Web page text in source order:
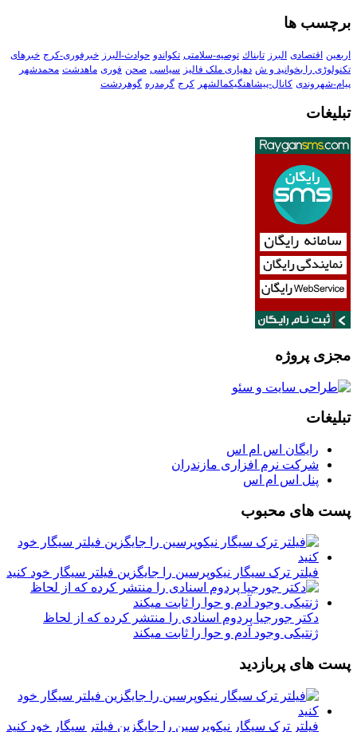
برچسب ها
اربعین اقتصادی البرز تابناك توصیه-سلامتی تکواندو حوادث-البرز خبرفوری-کرج خبرهای
تکنولوڑی را بخوانید و ش دهیاری ملک فالیز سیاسی صحن فوری ماهدشت محمدشهر
پیام-شهروندی کانال-پیشاهنگیکمالشهر کرج گرمدره گوهردشت
تبلیغات
مجزی پروژه
تبلیغات
رایگان اس ام اس
شرکت نرم افزاری مازندران
پنل اس ام اس
پست های محبوب
فیلتر ترک سیگار نیکوپرسین را جایگزین فیلتر سیگار خود کنید
دکتر جورجیا پردوم اسنادی را منتشر کرده که از لحاظ
ژنتیکی وجود آدم و حوا را ثابت میکند
پست های پربازدید
فیلتر ترک سیگار نیکوپرسین را جایگزین فیلتر سیگار خود کنید